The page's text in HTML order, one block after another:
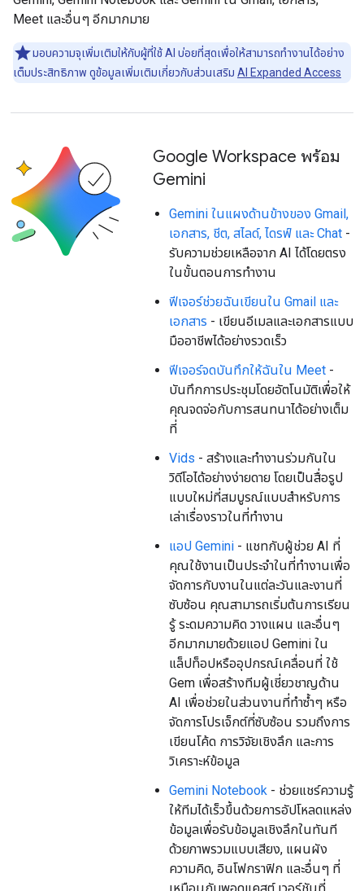
Meet และอื่นๆ อีกมากมาย
มอบความจุเพิ่มเติมให้กับผู้ที่ใช้ AI บ่อยที่สุดเพื่อให้สามารถทำงานได้อย่าง
เต็มประสิทธิภาพ ดูข้อมูลเพิ่มเติมเกี่ยวกับส่วนเสริม AI Expanded Access
Google Workspace พร้อม
Gemini
Gemini ในแผงด้านข้างของ Gmail,
เอกสาร, ชีต, สไลด์, ไดรฟ์ และ Chat -
รับความช่วยเหลือจาก AI ได้โดยตรง
ในขั้นตอนการทำงาน
ฟีเจอร์ช่วยฉันเขียนใน Gmail และ
เอกสาร - เขียนอีเมลและเอกสารแบบ
มืออาชีพได้อย่างรวดเร็ว
ฟีเจอร์จดบันทึกให้ฉันใน Meet -
บันทึกการประชุมโดยอัตโนมัติเพื่อให้
คุณจดจ่อกับการสนทนาได้อย่างเต็ม
ที่
Vids - สร้างและทำงานร่วมกันใน
วิดีโอได้อย่างง่ายดาย โดยเป็นสื่อรูป
แบบใหม่ที่สมบูรณ์แบบสำหรับการ
เล่าเรื่องราวในที่ทำงาน
แอป Gemini - แชทกับผู้ช่วย AI ที่
คุณใช้งานเป็นประจำในที่ทำงานเพื่อ
จัดการกับงานในแต่ละวันและงานที่
ซับซ้อน คุณสามารถเริ่มต้นการเรียน
รู้ ระดมความคิด วางแผน และอื่นๆ
อีกมากมายด้วยแอป Gemini ใน
แล็ปท็อปหรืออุปกรณ์เคลื่อนที่ ใช้
Gem เพื่อสร้างทีมผู้เชี่ยวชาญด้าน
AI เพื่อช่วยในส่วนงานที่ทำซ้ำๆ หรือ
จัดการโปรเจ็กต์ที่ซับซ้อน รวมถึงการ
เขียนโค้ด การวิจัยเชิงลึก และการ
วิเคราะห์ข้อมูล
Gemini Notebook - ช่วยแชร์ความรู้
ให้ทีมได้เร็วขึ้นด้วยการอัปโหลดแหล่ง
ข้อมูลเพื่อรับข้อมูลเชิงลึกในทันที
ด้วยภาพรวมแบบเสียง, แผนผัง
ความคิด, อินโฟกราฟิก และอื่นๆ ที่